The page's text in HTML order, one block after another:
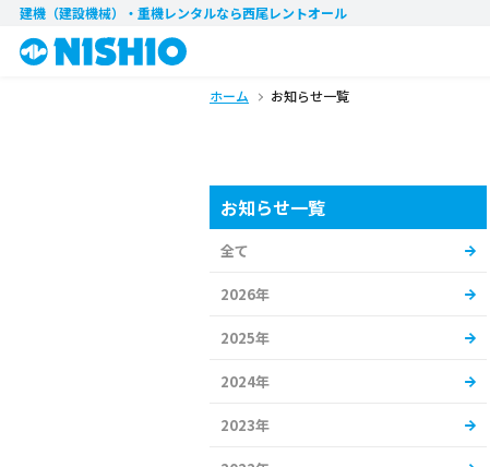
建機（建設機械）・重機レンタルなら西尾レントオール
ホーム お知らせ一覧
お知らせ一覧
全て
2026年
2025年
2024年
2023年